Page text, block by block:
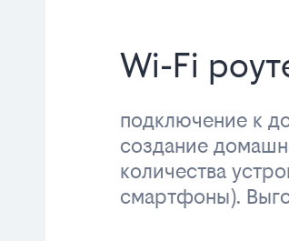
Wi-Fi
подключение к
создание
количества
смартфоны).